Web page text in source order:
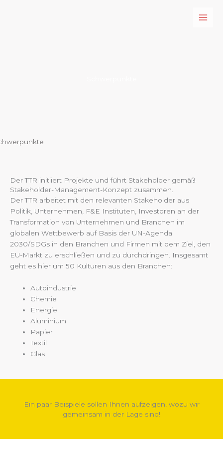
Der TTR initiiert Projekte und führt Stakeholder gemäß
Stakeholder-Management-Konzept zusammen.
Der TTR arbeitet mit den relevanten Stakeholder aus
Politik, Unternehmen, F&E Instituten, Investoren an der
Transformation von Unternehmen und Branchen im
globalen Wettbewerb auf Basis der UN-Agenda
2030/SDGs in den Branchen und Firmen mit dem Ziel, den
EU-Markt zu erschließen und zu durchdringen. Insgesamt
geht es hier um 50 Kulturen aus den Branchen:
Autoindustrie
Chemie
Energie
Aluminium
Papier
Textil
Glas
Ein paar Beispiele sollen Ihnen aufzeigen, wozu wir
gemeinsam in der Lage sind!